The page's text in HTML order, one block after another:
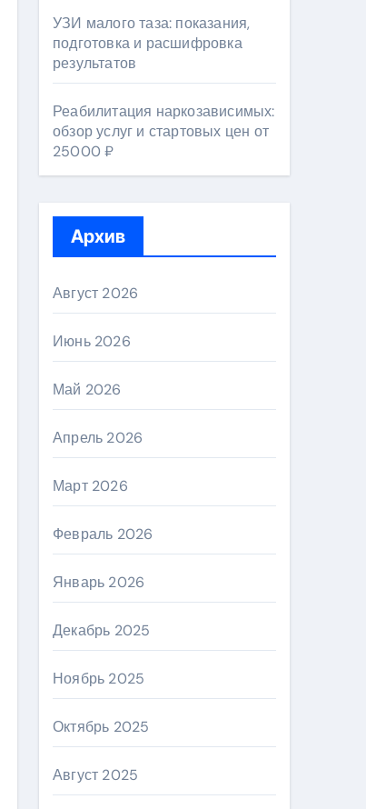
УЗИ малого таза: показания,
подготовка и расшифровка
результатов
Реабилитация наркозависимых:
обзор услуг и стартовых цен от
25000 ₽
Архив
Август 2026
Июнь 2026
Май 2026
Апрель 2026
Март 2026
Февраль 2026
Январь 2026
Декабрь 2025
Ноябрь 2025
Октябрь 2025
Август 2025